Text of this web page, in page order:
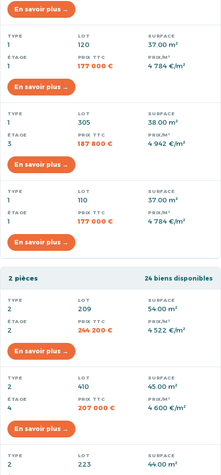
En savoir plus →
1 120 37.00 m²
1 177 000 € 4 784 €/m²
En savoir plus →
1 305 38.00 m²
3 187 800 € 4 942 €/m²
En savoir plus →
1 110 37.00 m²
1 177 000 € 4 784 €/m²
En savoir plus →
2 pièces 24 biens disponibles
2 209 54.00 m²
2 244 200 € 4 522 €/m²
En savoir plus →
2 410 45.00 m²
4 207 000 € 4 600 €/m²
En savoir plus →
2 223 44.00 m²